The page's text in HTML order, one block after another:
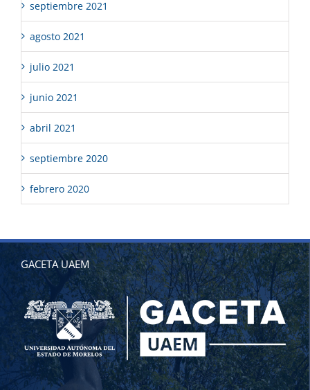
septiembre 2021
agosto 2021
julio 2021
junio 2021
abril 2021
septiembre 2020
febrero 2020
GACETA UAEM